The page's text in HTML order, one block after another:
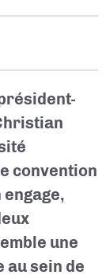
convention
une
au sein de